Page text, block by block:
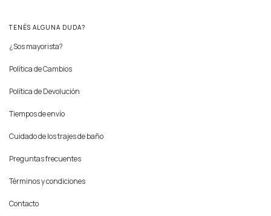
TENÉS ALGUNA DUDA?
¿Sos mayorista?
Política de Cambios
Política de Devolución
Tiempos de envío
Cuidado de los trajes de baño
Preguntas frecuentes
Términos y condiciones
Contacto